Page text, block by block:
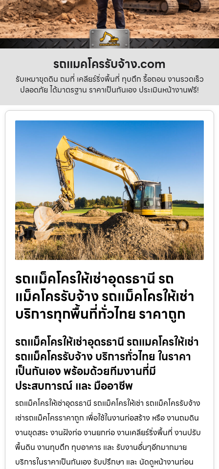
รถแมคโครรับจ้าง.com
รับเหมาขุดดิน ถมที่ เคลียร์ริ่งพื้นที่ ทุบตึก รื้อถอน งานรวดเร็ว
ปลอดภัย ได้มาตรฐาน ราคาเป็นกันเอง ประเมินหน้างานฟรี!
รถแม็คโครให้เช่าอุดรธานี รถ
แม็คโครรับจ้าง รถแม็คโครให้เช่า
บริการทุกพื้นที่ทั่วไทย ราคาถูก
รถแม็คโครให้เช่าอุดรธานี รถแมคโครให้เช่า
รถแม็คโครรับจ้าง บริการทั่วไทย ในราคา
เป็นกันเอง พร้อมด้วยทีมงานที่มี
ประสบการณ์ และ มืออาชีพ
รถแม็คโครให้เช่าอุดรธานี รถแม็คโครให้เช่า รถแม็คโครรับจ้าง
เช่ารถแม็คโครราคาถูก เพื่อใช้ในงานก่อสร้าง หรือ งานถมดิน
งานขุดสระ งานฝังท่อ งานยกท่อ งานเคลียร์ริ่งพื้นที่ งานปรับ
พื้นดิน งานทุบตึก ทุบอาคาร และ รับงานอื่นๆอีกมากมาย
บริการในราคาเป็นกันเอง รับปรึกษา และ นัดดูหน้างานก่อน